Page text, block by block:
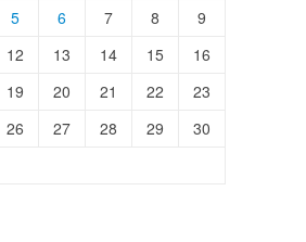
5 6 7 8
9
12 13 14 15
16
19 20 21 22
23
26 27 28 29
30